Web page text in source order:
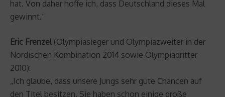
hat. Von daher hoffe ich, dass Deutschland dieses Mal
gewinnt.“
Eric Frenzel(Olympiasieger und Olympiazweiter in der
Nordischen Kombination 2014 sowie Olympiadritter
2010):
„Ich glaube, dass unsere Jungs sehr gute Chancen auf
den Titel besitzen. Sie haben schon einige große